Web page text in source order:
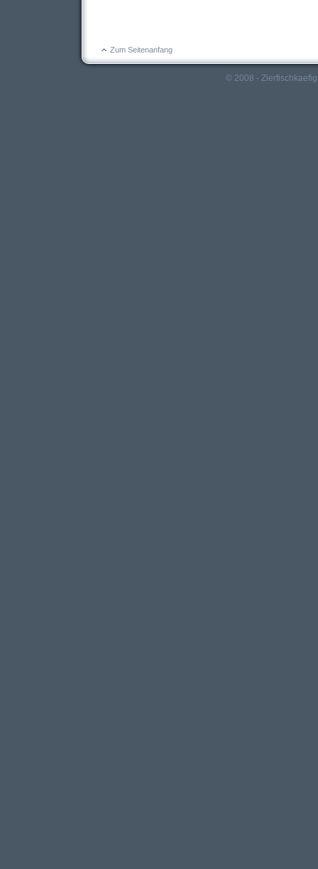
Zum Seitenanfang
© 2008 -